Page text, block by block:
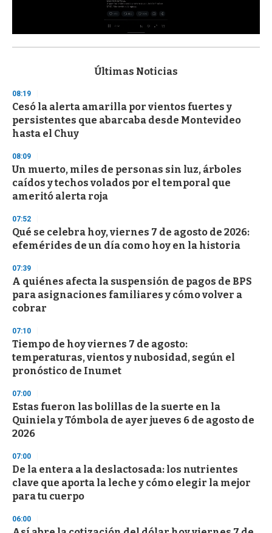
s
d
s
o
f
3
s
e
c
o
n
Últimas Noticias
08:19
Cesó la alerta amarilla por vientos fuertes y
persistentes que abarcaba desde Montevideo
hasta el Chuy
08:09
Un muerto, miles de personas sin luz, árboles
caídos y techos volados por el temporal que
ameritó alerta roja
07:52
Qué se celebra hoy, viernes 7 de agosto de 2026:
efemérides de un día como hoy en la historia
07:39
A quiénes afecta la suspensión de pagos de BPS
para asignaciones familiares y cómo volver a
cobrar
07:10
Tiempo de hoy viernes 7 de agosto:
temperaturas, vientos y nubosidad, según el
pronóstico de Inumet
07:00
Estas fueron las bolillas de la suerte en la
Quiniela y Tómbola de ayer jueves 6 de agosto de
2026
07:00
De la entera a la deslactosada: los nutrientes
clave que aporta la leche y cómo elegir la mejor
para tu cuerpo
06:00